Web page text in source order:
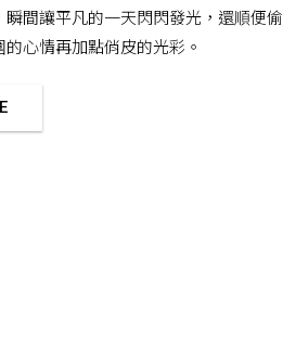
瞬間讓平凡的一天閃閃發光，還順便偷
心情再加點俏皮的光彩。